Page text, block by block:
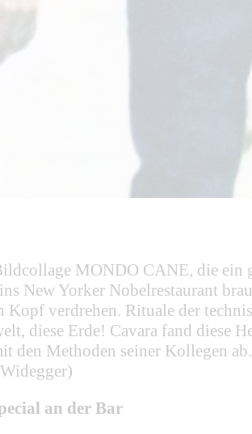
MONDO CANE, die ein
New Yorker Nobelrestaurant
verdrehen. Rituale der
diese Erde! Cavara fand diese
Methoden seiner Kollegen
an der Bar